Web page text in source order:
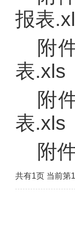
报表
附
表.xls
附
表.xls
附
共有1页 当前第